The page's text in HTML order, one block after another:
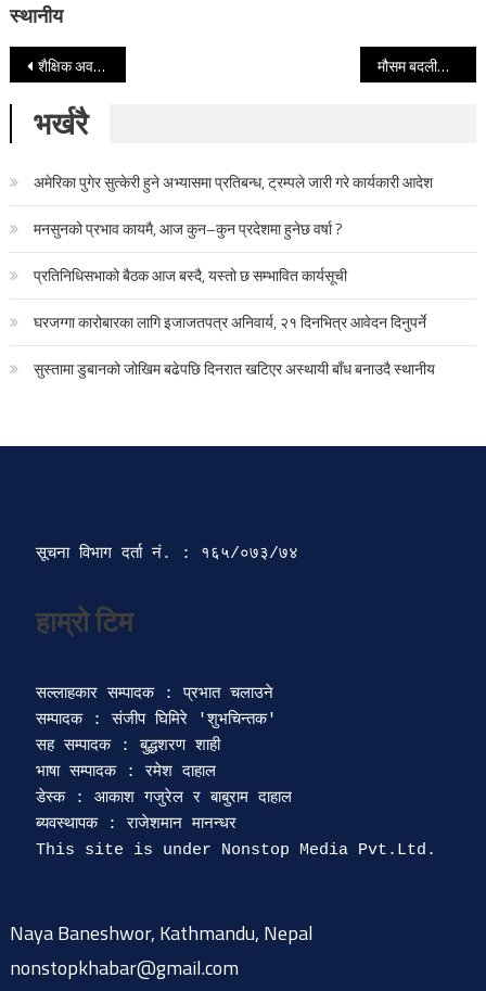
स्थानीय
Post navigation
शैक्षिक अवस्थामा सुधार गाउँमा खुशी मौसम बदली ः हल्का वर्षाको सम्भावना
भर्खरै
अमेरिका पुगेर सुत्केरी हुने अभ्यासमा प्रतिबन्ध, ट्रम्पले जारी गरे कार्यकारी आदेश
मनसुनको प्रभाव कायमै, आज कुन–कुन प्रदेशमा हुनेछ वर्षा ?
प्रतिनिधिसभाको बैठक आज बस्दै, यस्तो छ सम्भावित कार्यसूची
घरजग्गा कारोबारका लागि इजाजतपत्र अनिवार्य, २१ दिनभित्र आवेदन दिनुपर्ने
सुस्तामा डुबानको जोखिम बढेपछि दिनरात खटिएर अस्थायी बाँध बनाउदै स्थानीय
सूचना विभाग दर्ता‍ नं. : १६५/०७३/७४
हाम्रो टिम
सल्लाहकार सम्पादक : प्रभात चलाउने
सम्पादक : संजीप घिमिरे 'शुभचिन्तक'
सह सम्पादक : बुद्धशरण शाही
भाषा सम्पादक : रमेश दाहाल
डेस्क : आकाश गजुरेल र बाबुराम दाहाल
ब्यवस्थापक : राजेशमान मानन्धर
Naya Baneshwor, Kathmandu, Nepal
nonstopkhabar@gmail.com